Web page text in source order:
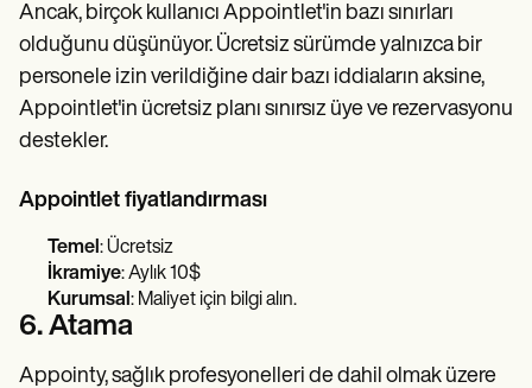
Ancak, birçok kullanıcı Appointlet'in bazı sınırları
olduğunu düşünüyor. Ücretsiz sürümde yalnızca bir
personele izin verildiğine dair bazı iddiaların aksine,
Appointlet'in ücretsiz planı sınırsız üye ve rezervasyonu
destekler.
Appointlet fiyatlandırması
Temel : Ücretsiz
İkramiye: Aylık 10$
Kurumsal : Maliyet için bilgi alın.
6. Atama
Appointy, sağlık profesyonelleri de dahil olmak üzere